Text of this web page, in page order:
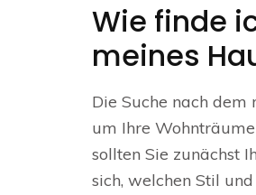
Wie finde
meines
Die Suche nach dem
um Ihre
sollten Sie zunächst
sich, welchen Stil